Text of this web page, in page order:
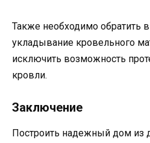
Также необходимо обратить
укладывание кровельного
исключить возможность
кровли.
Заключение
Построить надежный дом из